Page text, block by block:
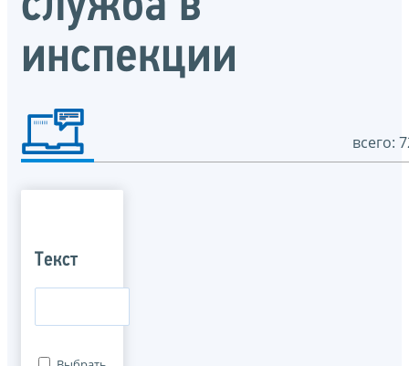
инспекции
всего:
Текст